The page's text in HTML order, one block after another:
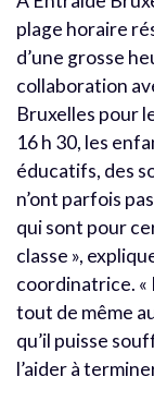
plage horaire
d’une grosse
collaboration
Bruxelles pour
16 h 30, les
éducatifs, des
n’ont parfois
qui sont pour
classe »,
coordinatrice. «
tout de même
qu’il puisse
l’aider à